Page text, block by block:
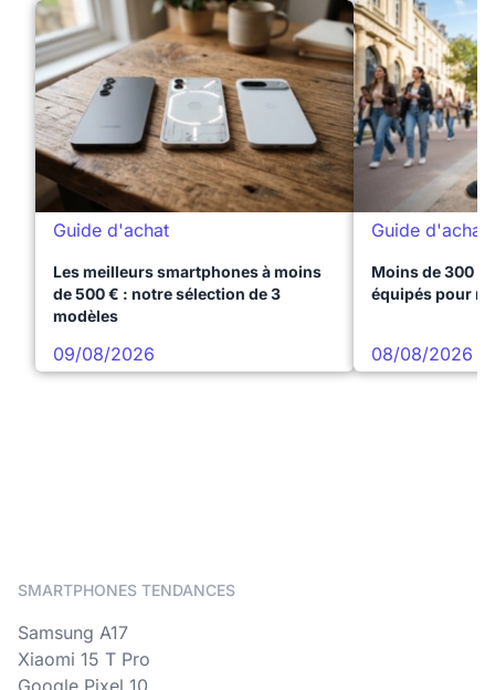
Guide d'achat
Les meilleurs smartphones à moins
de 500 € : notre sélection de 3
modèles
09/08/2026
Guide d'achat
Moins de 300 €
équipés pour
08/08/2026
SMARTPHONES TENDANCES
Samsung A17
Xiaomi 15 T Pro
Google Pixel 10